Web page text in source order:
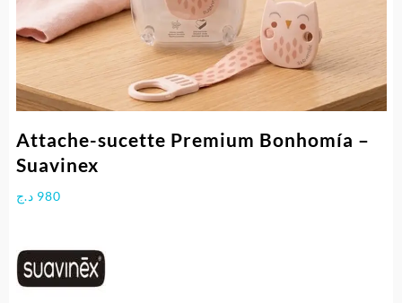
Attache-sucette Premium Bonhomía –
Suavinex
980 د.ج